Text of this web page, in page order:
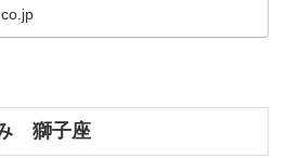
獅子座